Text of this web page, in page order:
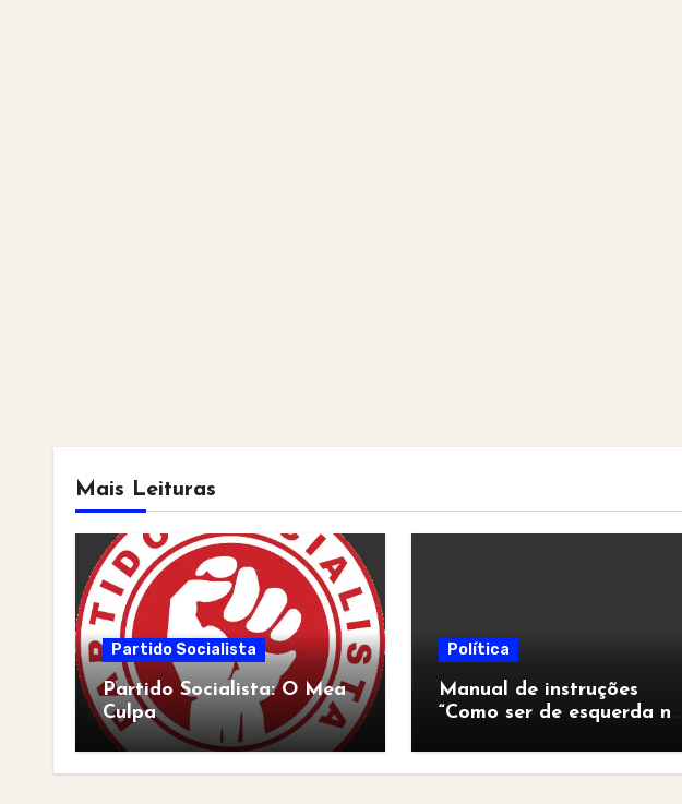
Mais Leituras
Partido Socialista
Partido Socialista: O Mea
Culpa
Política
Manual de instruções
“Como ser de esquerda no